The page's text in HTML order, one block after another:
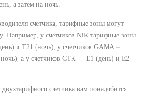
а затем на ночь.
счетчика, тарифные зоны могут
Например, у счетчиков NiK тарифные зоны
и Т21 (ночь), у счетчиков GAMA ⎼
а у счетчиков СТК ― Е1 (день) и Е2
счетчика вам понадобится